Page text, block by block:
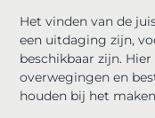
Het vinden van de
een uitdaging zijn,
beschikbaar zijn.
overwegingen en
houden bij het